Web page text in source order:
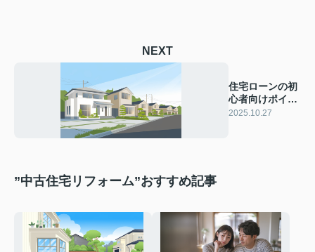
NEXT
住宅ローンの初
心者向けポイン
トは何？上里町
2025.10.27
”中古住宅リフォーム”おすすめ記事